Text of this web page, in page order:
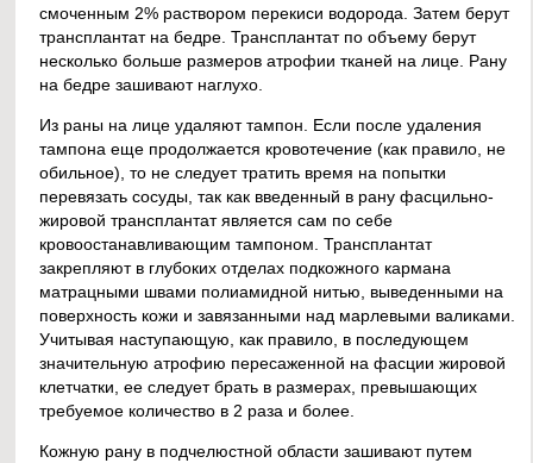
смоченным 2% раствором перекиси водорода. Затем берут
трансплантат на бедре. Трансплантат по объему берут
несколько больше размеров атрофии тканей на лице. Рану
на бедре зашивают наглухо.
Из раны на лице удаляют тампон. Если после удаления
тампона еще продолжается кровотечение (как правило, не
обильное), то не следует тратить время на попытки
перевязать сосуды, так как введенный в рану фасцильно-
жировой трансплантат является сам по себе
кровоостанавливающим тампоном. Трансплантат
закрепляют в глубоких отделах подкожного кармана
матрацными швами полиамидной нитью, выведенными на
поверхность кожи и завязанными над марлевыми валиками.
Учитывая наступающую, как правило, в последующем
значительную атрофию пересаженной на фасции жировой
клетчатки, ее следует брать в размерах, превышающих
требуемое количество в 2 раза и более.
Кожную рану в подчелюстной области зашивают путем